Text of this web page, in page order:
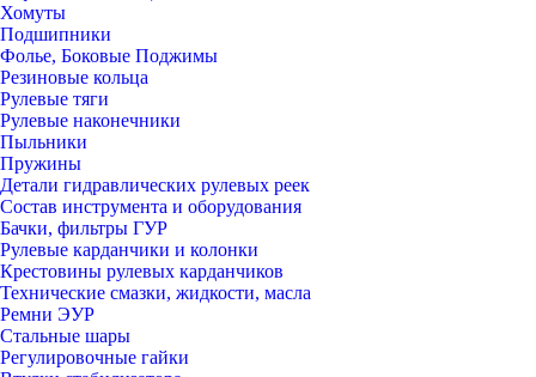
Хомуты
Подшипники
Фолье, Боковые Поджимы
Резиновые кольца
Рулевые тяги
Рулевые наконечники
Пыльники
Пружины
Детали гидравлических рулевых реек
Состав инструмента и оборудования
Бачки, фильтры ГУР
Рулевые карданчики и колонки
Крестовины рулевых карданчиков
Технические смазки, жидкости, масла
Ремни ЭУР
Стальные шары
Регулировочные гайки